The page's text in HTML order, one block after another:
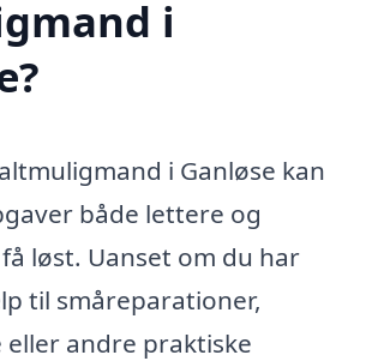
i
i Ganløse kan
både lettere og
løst. Uanset om du har
til småreparationer,
eller andre praktiske